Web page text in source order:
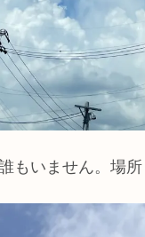
もいません。場所